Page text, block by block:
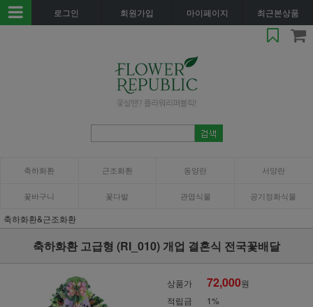
로그인 회원가입 마이페이지 최근본상품
축하화환 근조화환 동양란 서양란
꽃바구니 꽃다발 관엽식물 공기정화식물
축하화환&근조화환
축하화환 고급형 (RI_010) 개업 결혼식 전국꽃배달
상품가 72,000원
적립금
1%